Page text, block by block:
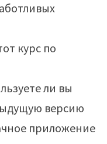
курс по
ли вы
версию
приложение